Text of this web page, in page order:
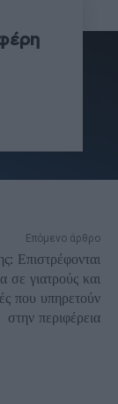
Επόμενο άρθρο
Επιστρέφονται
σε γιατρούς και
που υπηρετούν
στην περιφέρεια